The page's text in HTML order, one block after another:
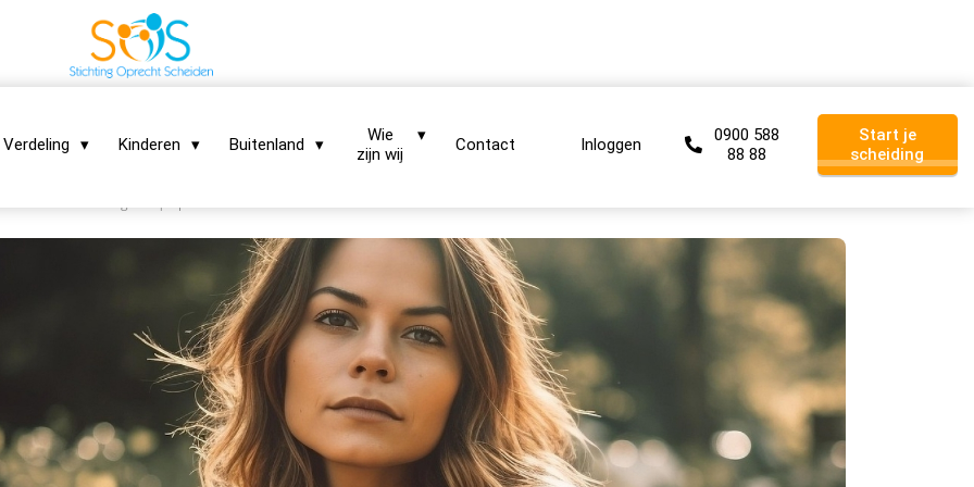
Verdeling Kinderen Buitenland
Wie
zijn wij
Contact Inloggen
0900 588
88 88
Start je
scheiding